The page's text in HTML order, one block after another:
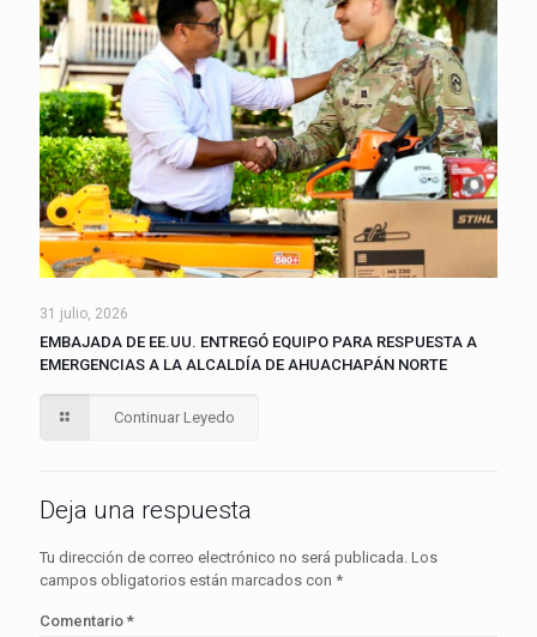
31 julio, 2026
EMBAJADA DE EE.UU. ENTREGÓ EQUIPO PARA RESPUESTA A
EMERGENCIAS A LA ALCALDÍA DE AHUACHAPÁN NORTE
Continuar Leyedo
Deja una respuesta
Tu dirección de correo electrónico no será publicada. Los
campos obligatorios están marcados con *
Comentario *